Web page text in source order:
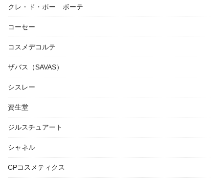
クレ・ド・ポー ボーテ
コーセー
コスメデコルテ
ザバス（SAVAS）
シスレー
資生堂
ジルスチュアート
シャネル
CPコスメティクス